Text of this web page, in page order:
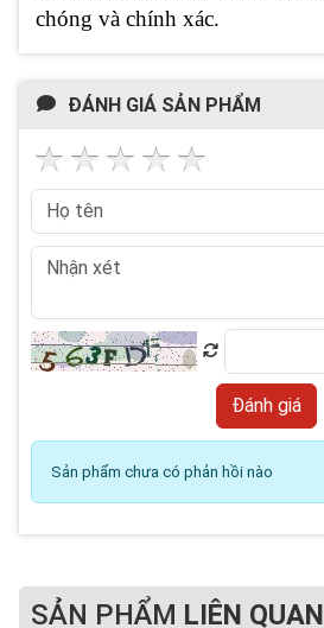
chóng và chính xác.
ĐÁNH GIÁ SẢN PHẨM
Sản phẩm chưa có phản hồi nào
SẢN PHẨM LIÊN QUAN